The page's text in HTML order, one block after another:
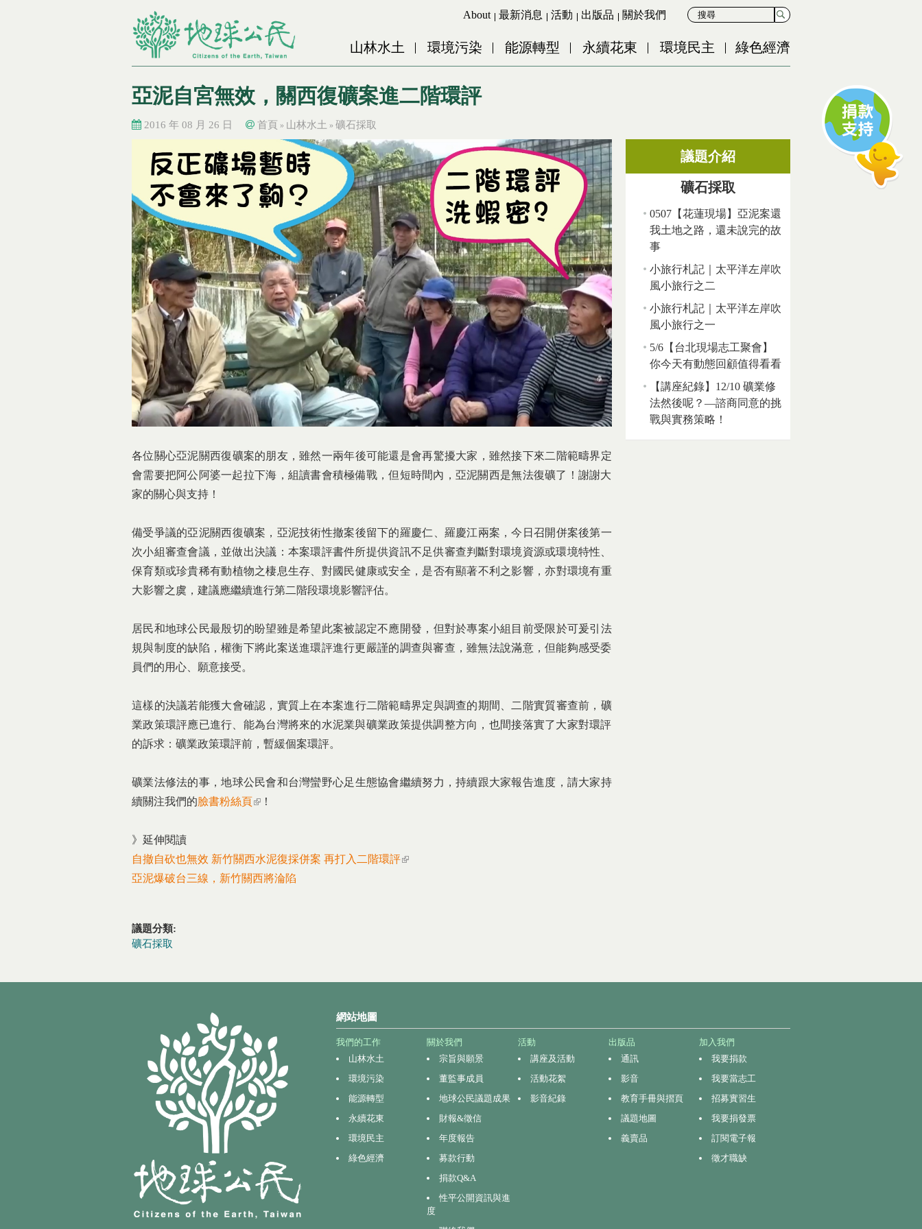
Jump to Navigation
Jump to Main content
About 最新消息 活動 出版品 關於我們
山林水土 環境污染 能源轉型 永續花東 環境民主 綠色經濟
亞泥自宮無效，關西復礦案進二階環評
2016 年 08 月 26 日
您在這裡
首頁 » 山林水土 » 礦石採取
您在這裡
各位關心亞泥關西復礦案的朋友，雖然一兩年後可能還是會再驚擾大家，雖然接下來二階範疇界定
會需要把阿公阿婆一起拉下海，組讀書會積極備戰，但短時間內，亞泥關西是無法復礦了！謝謝大
家的關心與支持！
備受爭議的亞泥關西復礦案，亞泥技術性撤案後留下的羅慶仁、羅慶江兩案，今日召開併案後第一
次小組審查會議，並做出決議：本案環評書件所提供資訊不足供審查判斷對環境資源或環境特性、
保育類或珍貴稀有動植物之棲息生存、對國民健康或安全，是否有顯著不利之影響，亦對環境有重
大影響之虞，建議應繼續進行第二階段環境影響評估。
居民和地球公民最殷切的盼望雖是希望此案被認定不應開發 ，但對於專案小組目前受限於可爰引法
規與制度的缺陷，權衡下將此案送進環評進行更嚴謹的調查與審查，雖無法說滿意，但能夠感受委
員們的用心、願意接受。
這樣的決議若能獲大會確認，實質上在本案進行二階範疇界定與調查的期間、二階實質審查前，礦
業政策環評應已進行 、能為台灣將來的水泥業與礦業政策提供調整方向，也間接落實了大家對環評
的訴求：礦業政策環評前，暫緩個案環評。
礦業法修法的事，地球公民會和台灣蠻野心足生態協會繼續努力，持續跟大家報告進度，請大家持
續關注我們的臉書粉絲頁(link is external)
！
》延伸閱讀
自撤自砍也無效 新竹關西水泥復採併案 再打入二階環評(link is external)
亞泥爆破台三線，新竹關西將淪陷
議題分類:
礦石採取
議題介紹
礦石採取
0507【花蓮現場】亞泥案還
我土地之路，還未說完的故
事
小旅行札記｜太平洋左岸吹
風小旅行之二
小旅行札記｜太平洋左岸吹
風小旅行之一
5/6【台北現場志工聚會】
你今天有動態回顧值得看看
【講座紀錄】12/10 礦業修
法然後呢？—諮商同意的挑
戰與實務策略！
網站地圖
我們的工作
山林水土
環境污染
能源轉型
永續花東
環境民主
綠色經濟
關於我們
宗旨與願景
董監事成員
地球公民議題成果
財報&徵信
年度報告
募款行動
捐款Q&A
性平公開資訊與進
度
活動
講座及活動
活動花絮
影音紀錄
出版品
通訊
影音
教育手冊與摺頁
議題地圖
義賣品
加入我們
我要捐款
我要當志工
招募實習生
我要捐發票
訂閱電子報
徵才職缺